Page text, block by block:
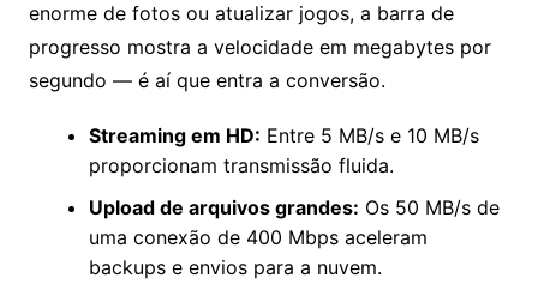
enorme de fotos ou atualizar jogos, a barra de
progresso mostra a velocidade em megabytes por
segundo — é aí que entra a conversão.
Streaming em HD: Entre 5 MB/s e 10 MB/s
proporcionam transmissão fluida.
Upload de arquivos grandes: Os 50 MB/s de
uma conexão de 400 Mbps aceleram
backups e envios para a nuvem.